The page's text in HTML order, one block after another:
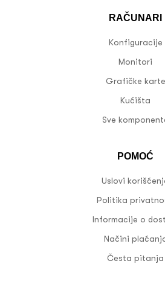
RAČUNARI
Konfiguracije
Monitori
Grafičke karte
Kućišta
Sve
POMOĆ
Uslovi
Politika
Informacije o
Načini
Česta pitanja